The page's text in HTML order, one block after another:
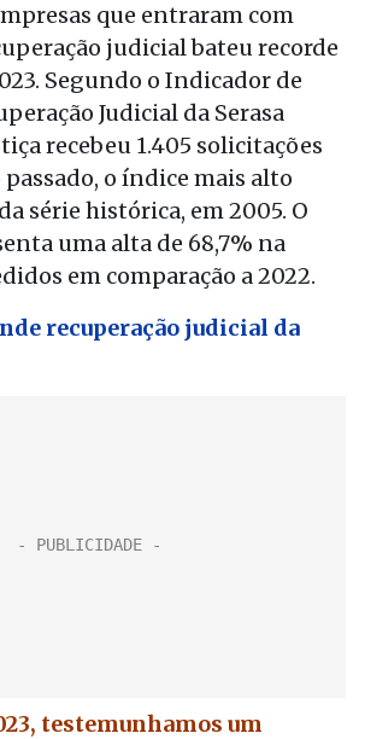
que entraram com
judicial bateu recorde
Segundo o Indicador de
Judicial da Serasa
recebeu 1.405 solicitações
o índice mais alto
série histórica, em 2005. O
uma alta de 68,7% na
em comparação a 2022.
recuperação judicial da
testemunhamos um